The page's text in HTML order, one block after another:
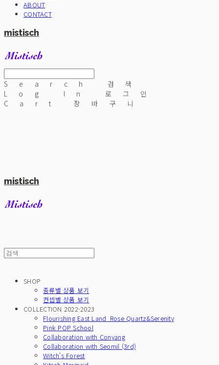
ABOUT
CONTACT
mistisch
Search
검색
Log In
로그인
Cart
장바구니
mistisch
SHOP
종류별 상품 보기
컨셉별 상품 보기
COLLECTION 2022-2023
Flourishing East Land_Rose Quartz&Serenity
Pink POP School
Collaboration with Conyang
Collaboration with Seomil (3rd)
Witch's Forest